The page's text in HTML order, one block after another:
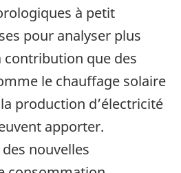
à petit
pour analyser plus
contribution que des
le chauffage solaire
production d’électricité
apporter.
nouvelles